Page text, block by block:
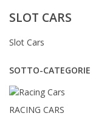
SLOT CARS
Slot Cars
SOTTO-CATEGORIE
RACING CARS